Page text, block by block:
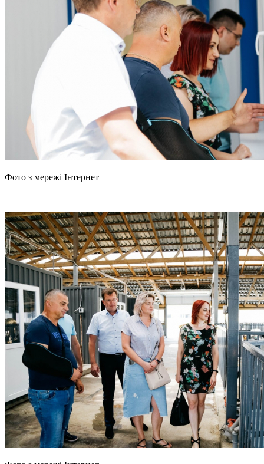
Фото з мережі Інтернет